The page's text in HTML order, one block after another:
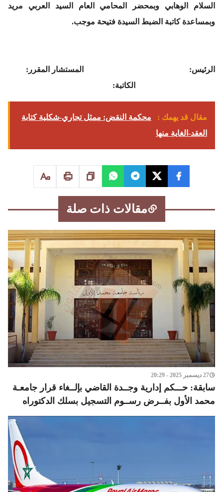
السلام الوهابي وبمحضر المحامي العام السيد العربي مريد
وبمساعدة كاتبة الضبط السيدة فتيحة موجب.
الرئيس: المستشار المقرر:
الكاتبة:
مقال قد يهمك :
محكمة النقض: ممثل تجاري-شكلية كتابة
العقد-الغاية منها
مقالات ذات صلة
27 ديسمبر 2025 - 20:29
سابقة: حـــكم إدارية وجــدة القاضي بإلــغاء قرار جامعـة
محمد الأول بفــرض رســوم التسجيل بسلك الدكتوراه